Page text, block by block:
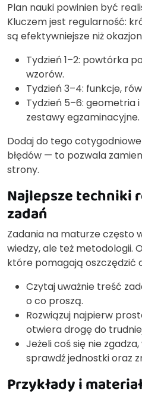
Plan nauki powinien być
Kluczem jest regularność:
są efektywniejsze niż
Tydzień 1–2: powtórka
wzorów.
Tydzień 3–4: funkcje,
Tydzień 5–6: geometria
zestawy egzaminacyjne.
Dodaj do tego
błędów — to pozwala
strony.
Najlepsze techniki
zadań
Zadania na maturze często
wiedzy, ale też metodologii.
które pomagają oszczędzić
Czytaj uważnie treść
o co proszą.
Rozwiązuj najpierw
otwiera drogę do
Jeżeli coś się nie
sprawdź jednostki oraz
Przykłady i